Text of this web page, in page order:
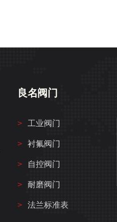
良名阀门
工业阀门
衬氟阀门
自控阀门
耐磨阀门
法兰标准表